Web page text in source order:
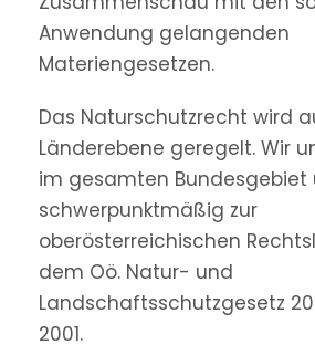
Anwendung gelangenden
Materiengesetzen.
Das Naturschutzrecht wird
Länderebene geregelt. Wir
im gesamten Bundesgebiet
schwerpunktmäßig zur
oberösterreichischen
dem Oö. Natur- und
Landschaftsschutzgesetz
2001.